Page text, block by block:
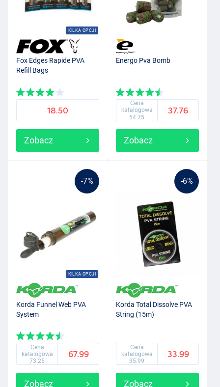
KILKA OPCJI
Fox Edges Rapide PVA
Refill Bags
18.50
Zobacz
Energo Pva Bomb
Cena
katalogowa
54.75
37.76
Zobacz
-7%
KILKA OPCJI
Korda Funnel Web PVA
System
Cena
katalogowa
73.25
67.99
Zobacz
-6%
Korda Total Dissolve PVA
String (15m)
Cena
katalogowa
35.99
33.99
Zobacz